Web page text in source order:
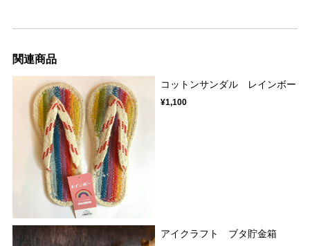
関連商品
コットンサンダル レインボー
¥1,100
アイクラフト ブタ貯金箱